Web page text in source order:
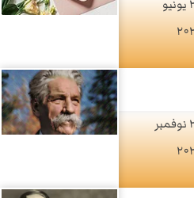
۲۵ يونيو
۲۷ نوفمبر